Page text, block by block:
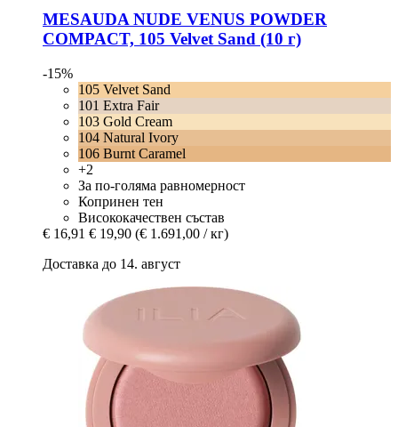
MESAUDA NUDE VENUS POWDER
COMPACT, 105 Velvet Sand (10 г)
-15%
105 Velvet Sand
101 Extra Fair
103 Gold Cream
104 Natural Ivory
106 Burnt Caramel
+2
За по-голяма равномерност
Копринен тен
Висококачествен състав
€ 16,91 € 19,90 (€ 1.691,00 / кг)
Доставка до 14. август